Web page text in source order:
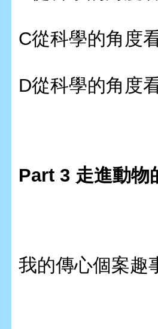
C從科學的角度
D從科學的角度
Part 3 走進動物
我的傳心個案趣